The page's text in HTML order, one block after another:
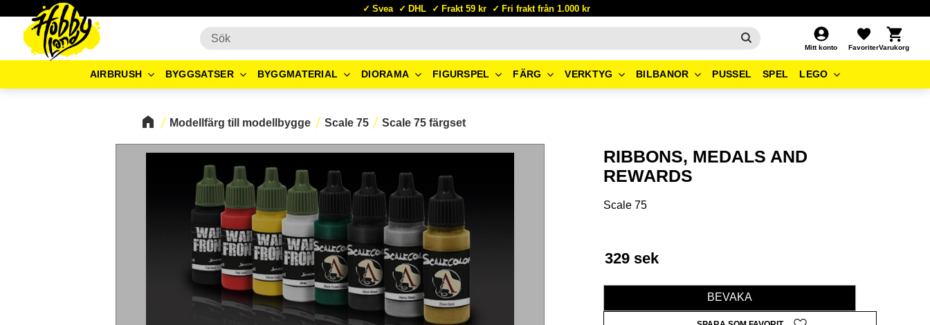
Svea DHL Frakt 59 kr Fri frakt från 1.000 kr
Mitt konto
Favoriter
Kundvagn
AIRBRUSH BYGGSATSER BYGGMATERIAL DIORAMA FIGURSPEL FÄRG VERKTYG BILBANOR PUSSEL SPEL LEGO
Modellfärg till modellbygge Scale 75 Scale 75 färgset
RIBBONS, MEDALS AND
REWARDS
Scale 75
329 sek
BEVAKA